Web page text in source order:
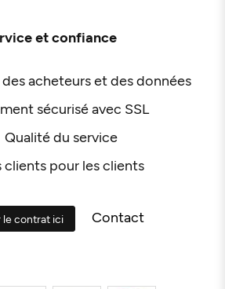
et confiance
acheteurs et des données
sécurisé avec SSL
Qualité du service
clients pour les clients
le contrat ici Contact